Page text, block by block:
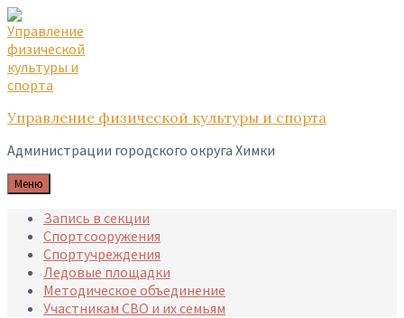
Skip
to
content
Skip
to
main
navigation
Skip
to
footer
Управление физической культуры и спорта
Администрации городского округа Химки
Меню
Запись в секции
Спортсооружения
Спортучреждения
Ледовые площадки
Методическое объединение
Участникам СВО и их семьям